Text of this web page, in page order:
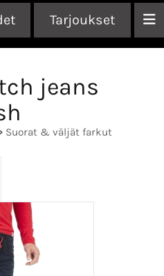
Tarjoukset
jeans
Suorat & väljät farkut